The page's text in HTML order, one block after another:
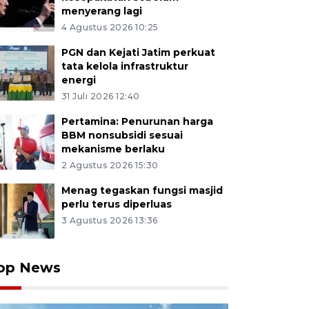
menyerang lagi
4 Agustus 2026 10:25
PGN dan Kejati Jatim perkuat
tata kelola infrastruktur
energi
31 Juli 2026 12:40
Pertamina: Penurunan harga
BBM nonsubsidi sesuai
mekanisme berlaku
2 Agustus 2026 15:30
Menag tegaskan fungsi masjid
perlu terus diperluas
3 Agustus 2026 13:36
News